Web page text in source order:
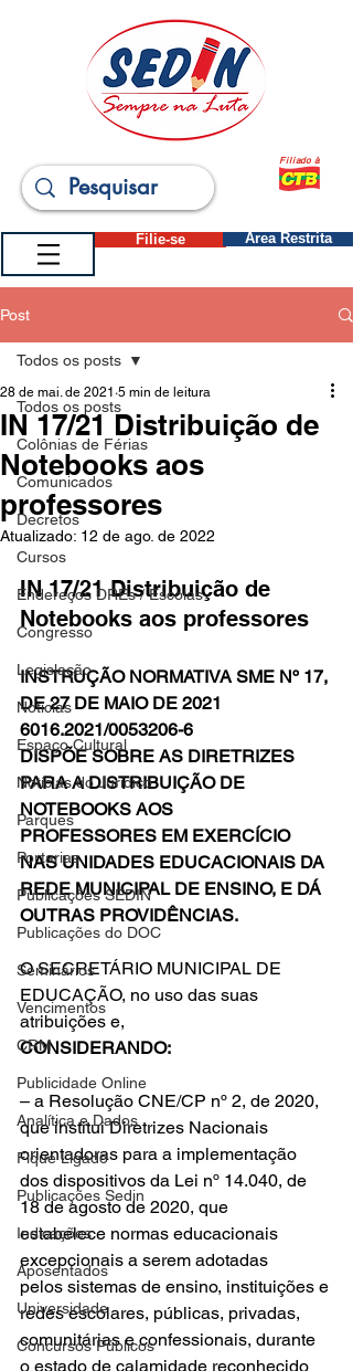
Filiado à
Filie-se Área Restrita
Post
Todos os posts
Colônias de Férias
Comunicados
Decretos
Cursos
Endereços DREs / Escolas
Congresso
Legislação
Notícias
Espaço Cultural
Notícias do Jurídico
Parques
Portarias
Publicações SEDIN
Publicações do DOC
Seminários
Vencimentos
CRM
Publicidade Online
Analítica e Dados
Fique Ligado
Publicações Sedin
Indicações
Aposentados
Universidade
Concursos Públicos
Todos os posts
IN 17/21 Distribuição de
Notebooks aos
professores
28 de mai. de 2021 5 min de leitura
Atualizado: 12 de ago. de 2022
IN 17/21 Distribuição de
Notebooks aos professores
INSTRUÇÃO NORMATIVA SME Nº 17,
DE 27 DE MAIO DE 2021
6016.2021/0053206-6
DISPÕE SOBRE AS DIRETRIZES
PARA A DISTRIBUIÇÃO DE
NOTEBOOKS AOS
PROFESSORES EM EXERCÍCIO
NAS UNIDADES EDUCACIONAIS DA
REDE MUNICIPAL DE ENSINO, E DÁ
OUTRAS PROVIDÊNCIAS.
O SECRETÁRIO MUNICIPAL DE
EDUCAÇÃO, no uso das suas
atribuições e,
CONSIDERANDO:
– a Resolução CNE/CP nº 2, de 2020,
que institui Diretrizes Nacionais
orientadoras para a implementação
dos dispositivos da Lei nº 14.040, de
18 de agosto de 2020, que
estabelece normas educacionais
excepcionais a serem adotadas
pelos sistemas de ensino, instituições e
redes escolares, públicas, privadas,
comunitárias e confessionais, durante
o estado de calamidade reconhecido